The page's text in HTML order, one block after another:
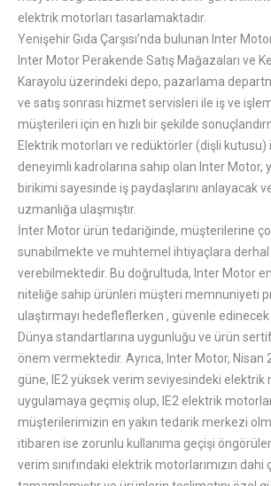
elektrik motorları tasarlamaktadır.
Yenişehir Gıda Çarşısı’nda bulunan Inter
Inter Motor Perakende Satış Mağazaları ve
Karayolu üzerindeki depo, pazarlama
ve satış sonrası hizmet servisleri ile iş ve
müşterileri için en hızlı bir şekilde
Elektrik motorları ve redüktörler (dişli kutusu)
deneyimli kadrolarına sahip olan Inter Motor,
birikimi sayesinde iş paydaşlarını anlayacak
uzmanlığa ulaşmıştır.
İnter Motor ürün tedariğinde, müşterilerine
sunabilmekte ve muhtemel ihtiyaçlara derhal
verebilmektedir. Bu doğrultuda, Inter Motor
niteliğe sahip ürünleri müşteri memnuniyeti
ulaştırmayı hedefleflerken , güvenle
Dünya standartlarına uygunluğu ve ürün
önem vermektedir. Ayrıca, Inter Motor, Nisan
güne, IE2 yüksek verim seviyesindeki elektrik
uygulamaya geçmiş olup, IE2 elektrik
müşterilerimizin en yakın tedarik merkezi
itibaren ise zorunlu kullanıma geçişi
verim sınıfındaki elektrik motorlarımızın dahi